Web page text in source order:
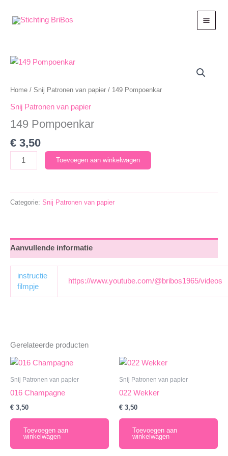
naar
Home / Snij Patronen van papier / 149 Pompoenkar
Snij Patronen van papier
149 Pompoenkar
€ 3,50
Pompoenkar
Toevoegen aan winkelwagen
Categorie: Snij Patronen van papier
Aanvullende informatie
instructie
filmpje
https://www.youtube.com/@bribos1965/videos
Gerelateerde producten
Snij Patronen van papier
016 Champagne
€ 3,50
Toevoegen aan
winkelwagen
Snij Patronen van papier
022 Wekker
€ 3,50
Toevoegen aan
winkelwagen